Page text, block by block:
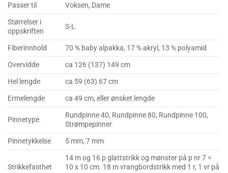
Passer til
Voksen, Dame
Størrelser i
oppskriften
S-L
Fiberinnhold
70 % baby alpakka, 17 % akryl, 13 % polyamid
Overvidde
ca 126 (137) 149 cm
Hel lengde
ca 59 (63) 67 cm
Ermelengde
ca 49 cm, eller ønsket lengde
Pinnetype
Rundpinne 40, Rundpinne 80, Rundpinne 100,
Strømpepinner
Pinnetykkelse
5 mm, 7 mm
Strikkefasthet
14 m og 16 p glattstrikk og mønster på p nr 7 =
10 x 10 cm. 18 m vrangbordstrikk med 1 r, 1 vr på